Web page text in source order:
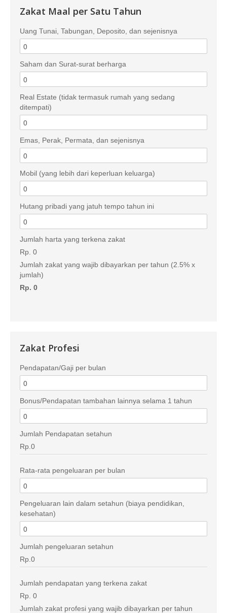
Zakat Maal per Satu Tahun
Uang Tunai, Tabungan, Deposito, dan sejenisnya
Saham dan Surat-surat berharga
Real Estate (tidak termasuk rumah yang sedang
ditempati)
Emas, Perak, Permata, dan sejenisnya
Mobil (yang lebih dari keperluan keluarga)
Hutang pribadi yang jatuh tempo tahun ini
Jumlah harta yang terkena zakat
Rp. 0
Jumlah zakat yang wajib dibayarkan per tahun (2.5% x
jumlah)
Rp. 0
Zakat Profesi
Pendapatan/Gaji per bulan
Bonus/Pendapatan tambahan lainnya selama 1 tahun
Jumlah Pendapatan setahun
Rp.0
Rata-rata pengeluaran per bulan
Pengeluaran lain dalam setahun (biaya pendidikan,
kesehatan)
Jumlah pengeluaran setahun
Rp.0
Jumlah pendapatan yang terkena zakat
Rp. 0
Jumlah zakat profesi yang wajib dibayarkan per tahun